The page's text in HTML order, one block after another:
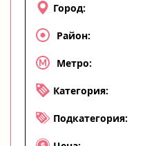
Город:
Район:
Метро:
Категория:
Подкатегория: